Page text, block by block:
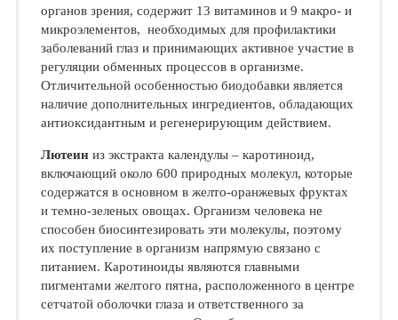
органов зрения, содержит 13 витаминов и 9 макро- и
микроэлементов, необходимых для профилактики
заболеваний глаз и принимающих активное участие в
регуляции обменных процессов в организме.
Отличительной особенностью биодобавки является
наличие дополнительных ингредиентов, обладающих
антиоксидантным и регенерирующим действием.
Лютеиниз экстракта календулы – каротиноид,
включающий около 600 природных молекул, которые
содержатся в основном в желто-оранжевых фруктах
и темно-зеленых овощах. Организм человека не
способен биосинтезировать эти молекулы, поэтому
их поступление в организм напрямую связано с
питанием. Каротиноиды являются главными
пигментами желтого пятна, расположенного в центре
сетчатой оболочки глаза и ответственного за